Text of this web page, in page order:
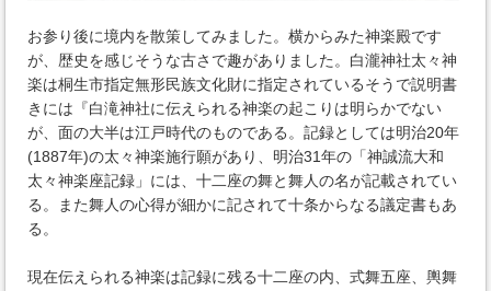
お参り後に境内を散策してみました。横からみた神楽殿です
が、歴史を感じそうな古さで趣がありました。白瀧神社太々神
楽は桐生市指定無形民族文化財に指定されているそうで説明書
きには『白滝神社に伝えられる神楽の起こりは明らかでない
が、面の大半は江戸時代のものである。記録としては明治20年
(1887年)の太々神楽施行願があり、明治31年の「神誠流大和
太々神楽座記録」には、十二座の舞と舞人の名が記載されてい
る。また舞人の心得が細かに記されて十条からなる議定書もあ
る。
現在伝えられる神楽は記録に残る十二座の内、式舞五座、輿舞